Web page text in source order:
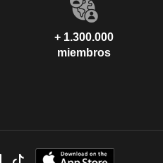
+ 1.300.000
miembros